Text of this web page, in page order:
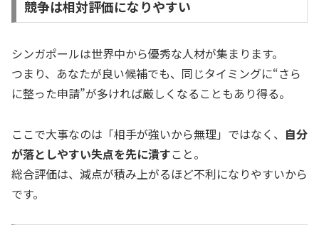
競争は相対評価になりやすい
シンガポールは世界中から優秀な人材が集まります。
つまり、あなたが良い候補でも、同じタイミングに“さら
に整った申請”が多ければ厳しくなることもあり得る。
ここで大事なのは「相手が強いから無理」ではなく、 自分
が落としやすい失点を先に潰すこと。
総合評価は、減点が積み上がるほど不利になりやすいから
です。